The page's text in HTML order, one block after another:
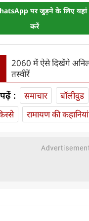
पर जुड़ने के लिए
करें
2060 में ऐसे दिखेंगे
तस्वीरें
: समाचार बॉलीवुड
रामायण की कहानियां